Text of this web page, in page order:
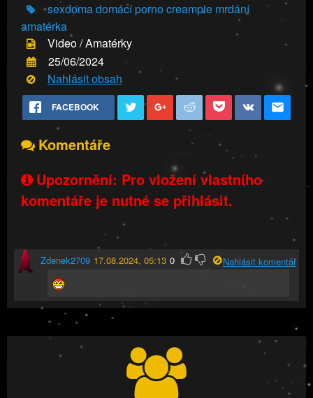
sexdomadomácí pornocreampie mrdání
amatérka
Video / Amatérky
25/06/2024
Nahlásit obsah
FACEBOOK
Komentáře
Upozornění: Pro vložení vlastního
komentáře je nutné se přihlásit.
Zdenek2709 17.08.2024, 05:13 0 Nahlásit komentář